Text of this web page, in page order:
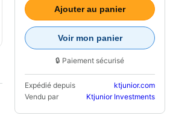
Ajouter au panier
Voir mon panier
🔒 Paiement sécurisé
Expédié depuis
ktjunior.com
Vendu par
Ktjunior Investments